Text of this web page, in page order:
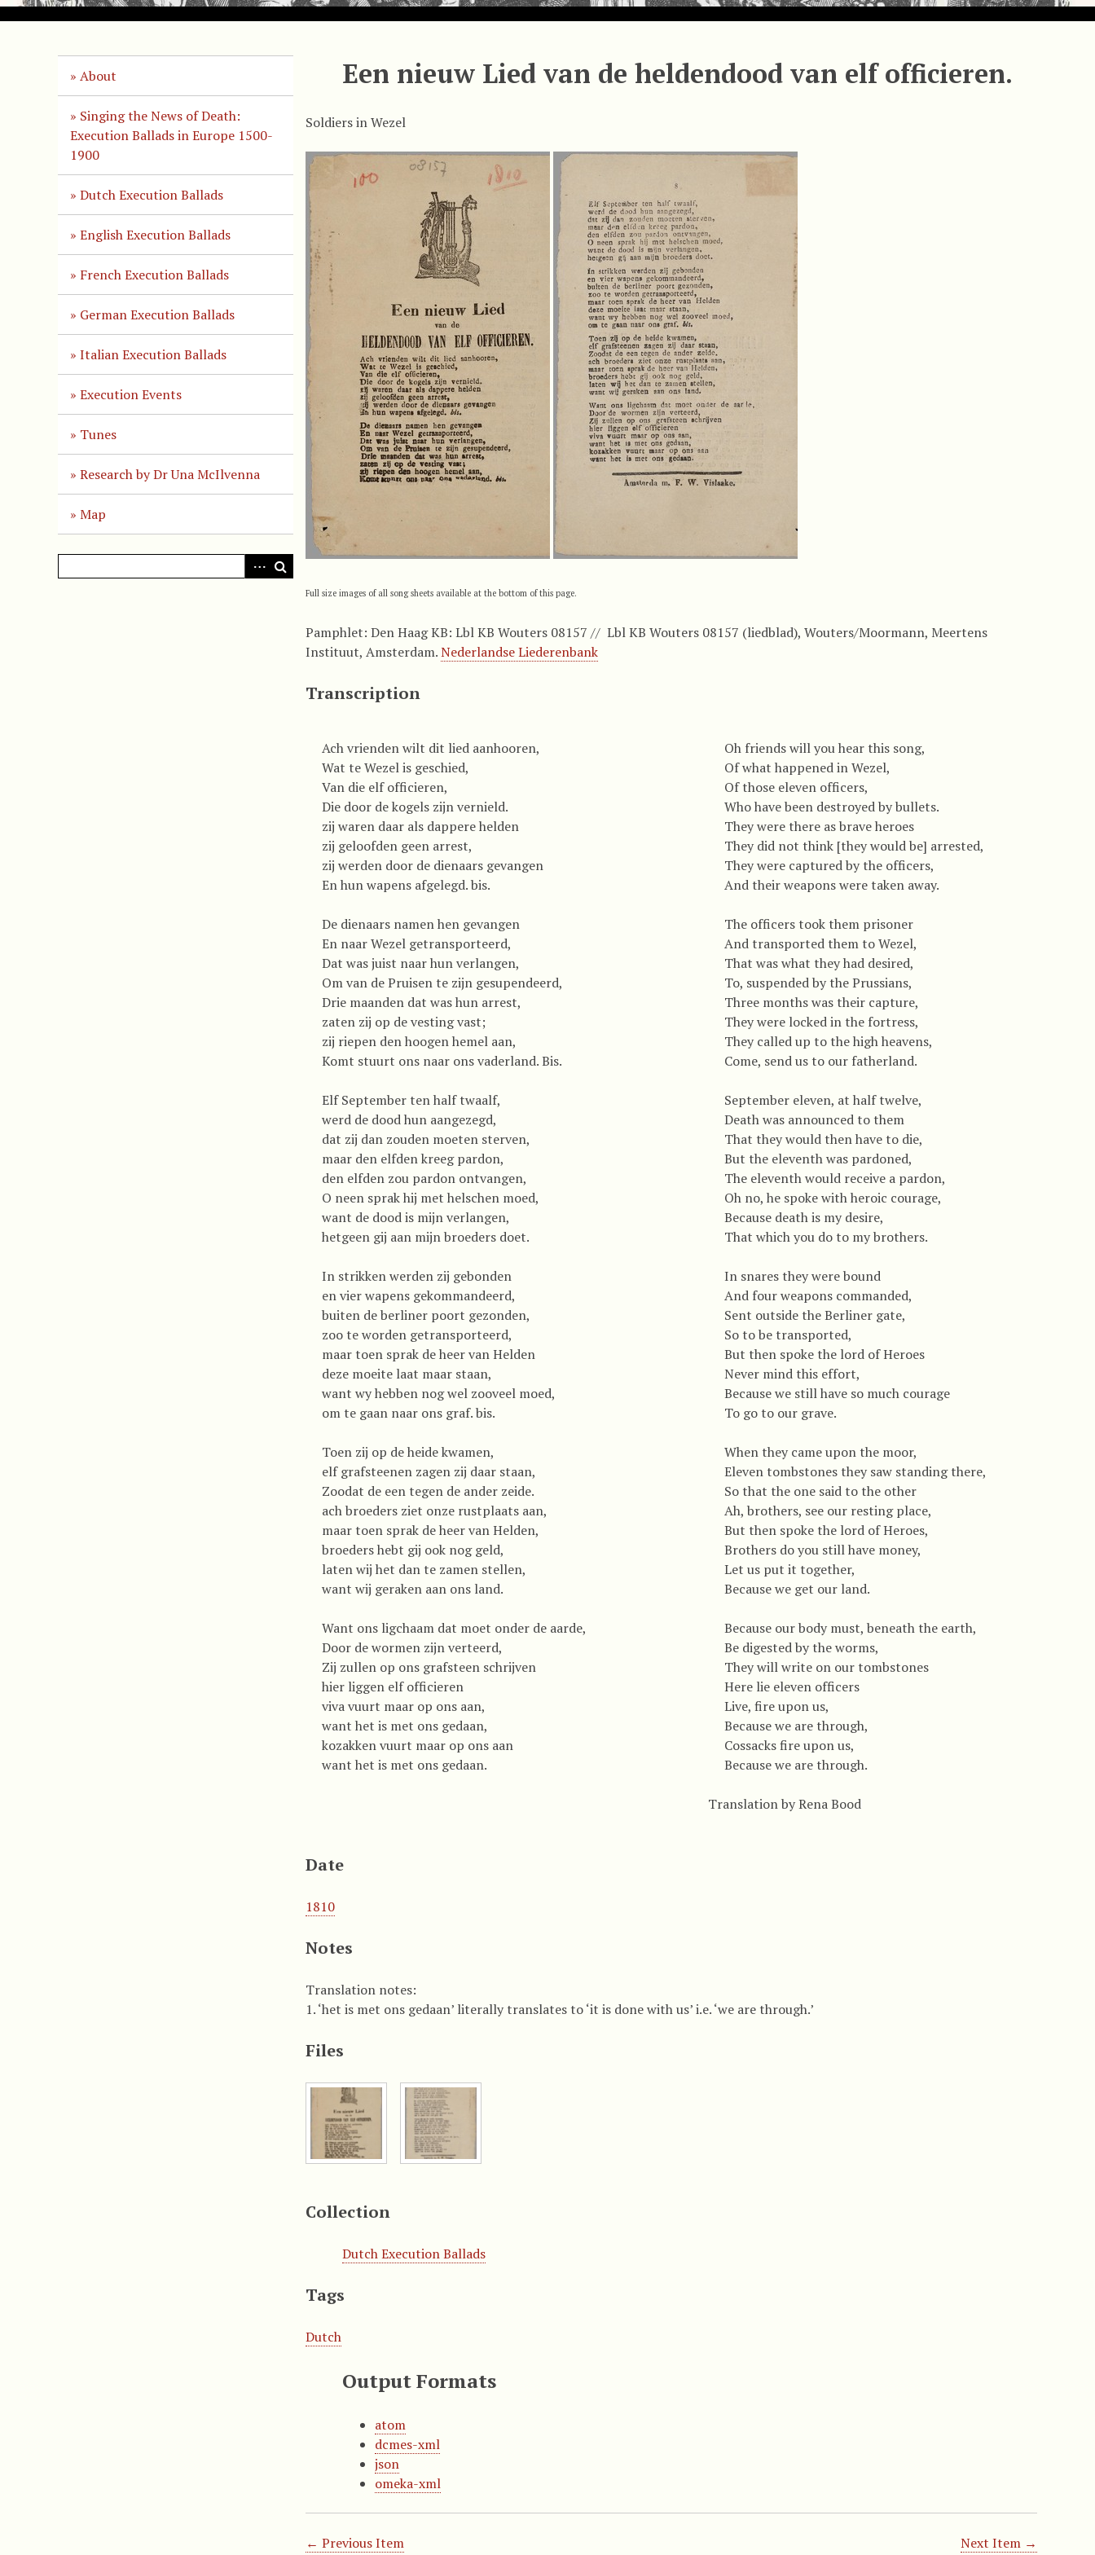
About
Singing the News of Death:
Execution Ballads in Europe 1500-
1900
Dutch Execution Ballads
English Execution Ballads
French Execution Ballads
German Execution Ballads
Italian Execution Ballads
Execution Events
Tunes
Research by Dr Una McIlvenna
Map
Een nieuw Lied van de heldendood van elf officieren.
Soldiers in Wezel
Full size images of all song sheets available at the bottom of this page.
Pamphlet: Den Haag KB: Lbl KB Wouters 08157 // Lbl KB Wouters 08157 (liedblad), Wouters/Moormann, Meertens
Instituut, Amsterdam.Nederlandse Liederenbank
Transcription
Ach vrienden wilt dit lied aanhooren,
Wat te Wezel is geschied,
Van die elf officieren,
Die door de kogels zijn vernield.
zij waren daar als dappere helden
zij geloofden geen arrest,
zij werden door de dienaars gevangen
En hun wapens afgelegd. bis.
De dienaars namen hen gevangen
En naar Wezel getransporteerd,
Dat was juist naar hun verlangen,
Om van de Pruisen te zijn gesupendeerd,
Drie maanden dat was hun arrest,
zaten zij op de vesting vast;
zij riepen den hoogen hemel aan,
Komt stuurt ons naar ons vaderland. Bis.
Elf September ten half twaalf,
werd de dood hun aangezegd,
dat zij dan zouden moeten sterven,
maar den elfden kreeg pardon,
den elfden zou pardon ontvangen,
O neen sprak hij met helschen moed,
want de dood is mijn verlangen,
hetgeen gij aan mijn broeders doet.
In strikken werden zij gebonden
en vier wapens gekommandeerd,
buiten de berliner poort gezonden,
zoo te worden getransporteerd,
maar toen sprak de heer van Helden
deze moeite laat maar staan,
want wy hebben nog wel zooveel moed,
om te gaan naar ons graf. bis.
Toen zij op de heide kwamen,
elf grafsteenen zagen zij daar staan,
Zoodat de een tegen de ander zeide.
ach broeders ziet onze rustplaats aan,
maar toen sprak de heer van Helden,
broeders hebt gij ook nog geld,
laten wij het dan te zamen stellen,
want wij geraken aan ons land.
Want ons ligchaam dat moet onder de aarde,
Door de wormen zijn verteerd,
Zij zullen op ons grafsteen schrijven
hier liggen elf officieren
viva vuurt maar op ons aan,
want het is met ons gedaan,
kozakken vuurt maar op ons aan
want het is met ons gedaan.
Oh friends will you hear this song,
Of what happened in Wezel,
Of those eleven officers,
Who have been destroyed by bullets.
They were there as brave heroes
They did not think [they would be] arrested,
They were captured by the officers,
And their weapons were taken away.
The officers took them prisoner
And transported them to Wezel,
That was what they had desired,
To, suspended by the Prussians,
Three months was their capture,
They were locked in the fortress,
They called up to the high heavens,
Come, send us to our fatherland.
September eleven, at half twelve,
Death was announced to them
That they would then have to die,
But the eleventh was pardoned,
The eleventh would receive a pardon,
Oh no, he spoke with heroic courage,
Because death is my desire,
That which you do to my brothers.
In snares they were bound
And four weapons commanded,
Sent outside the Berliner gate,
So to be transported,
But then spoke the lord of Heroes
Never mind this effort,
Because we still have so much courage
To go to our grave.
When they came upon the moor,
Eleven tombstones they saw standing there,
So that the one said to the other
Ah, brothers, see our resting place,
But then spoke the lord of Heroes,
Brothers do you still have money,
Let us put it together,
Because we get our land.
Because our body must, beneath the earth,
Be digested by the worms,
They will write on our tombstones
Here lie eleven officers
Live, fire upon us,
Because we are through,
Cossacks fire upon us,
Because we are through.
Translation by Rena Bood
Date
1810
Notes
Translation notes:
1. ‘het is met ons gedaan’ literally translates to ‘it is done with us’ i.e. ‘we are through.’
Files
Collection
Dutch Execution Ballads
Tags
Dutch
Output Formats
atom
dcmes-xml
json
omeka-xml
← Previous Item Next Item →